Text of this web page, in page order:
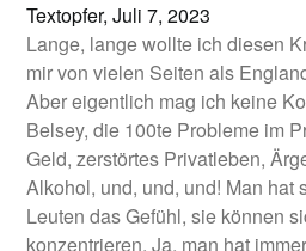
Textopfer,Juli 7, 2023
Lange, lange wollte ich diesen
mir von vielen Seiten als
Aber eigentlich mag ich keine
Belsey, die 100te Probleme im
Geld, zerstörtes Privatleben,
Alkohol, und, und, und! Man hat
Leuten das Gefühl, sie können
konzentrieren. Ja, man hat